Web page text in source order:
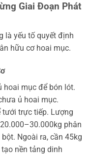
Giai Đoạn Phát
là yếu tố quyết định
hữu cơ hoai mục.
hoai mục để bón lót.
ủ hoai mục.
tưới trực tiếp. Lượng
phân
Ngoài ra, cần 45kg
nền tảng dinh